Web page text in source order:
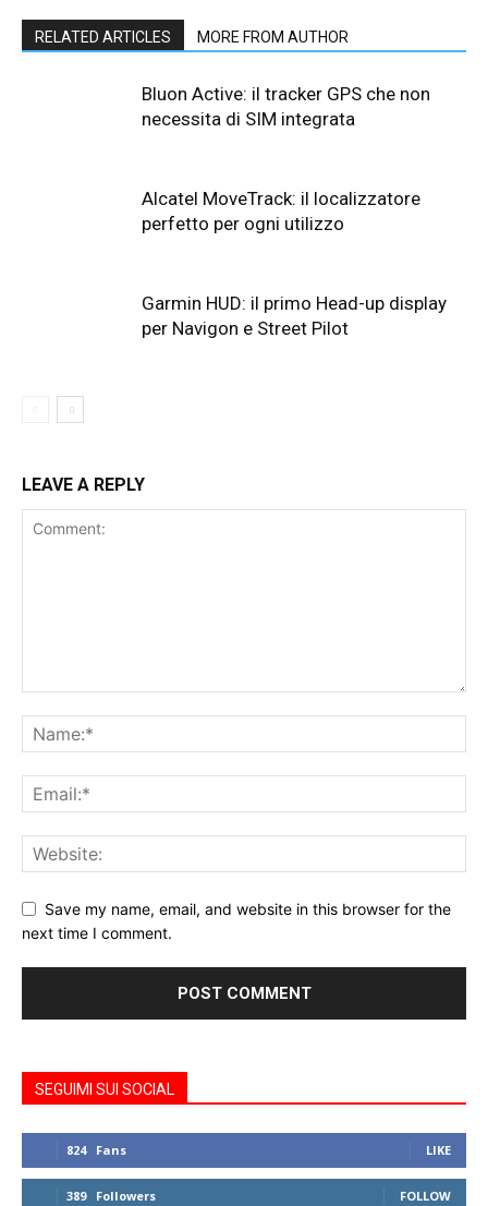
RELATED ARTICLES MORE FROM AUTHOR
Bluon Active: il tracker GPS che non
necessita di SIM integrata
Alcatel MoveTrack: il localizzatore
perfetto per ogni utilizzo
Garmin HUD: il primo Head-up display
per Navigon e Street Pilot
LEAVE A REPLY
Save my name, email, and website in this browser for the
next time I comment.
SEGUIMI SUI SOCIAL
824 Fans LIKE
389 Followers FOLLOW